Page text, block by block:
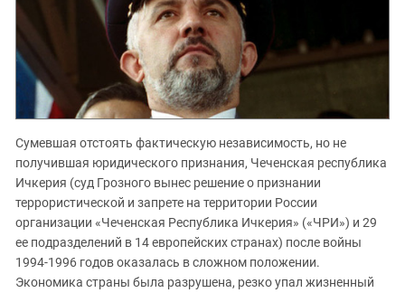
Сумевшая отстоять фактическую независимость, но не
получившая юридического признания, Чеченская республика
Ичкерия (суд Грозного вынес решение о признании
террористической и запрете на территории России
организации «Чеченская Республика Ичкерия» («ЧРИ») и 29
ее подразделений в 14 европейских странах) после войны
1994-1996 годов оказалась в сложном положении.
Экономика страны была разрушена, резко упал жизненный